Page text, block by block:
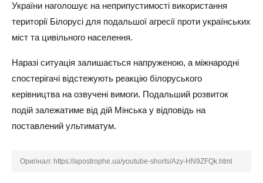
України наголошує на неприпустимості використання
території Білорусі для подальшої агресії проти українських
міст та цивільного населення.
Наразі ситуація залишається напруженою, а міжнародні
спостерігачі відстежують реакцію білоруського
керівництва на озвучені вимоги. Подальший розвиток
подій залежатиме від дій Мінська у відповідь на
поставлений ультиматум.
Оригінал: https://apostrophe.ua/youtube-shorts/Azy-HN9ZFQk.html